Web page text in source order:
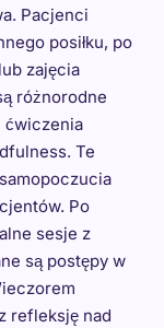
Pacjenci
posiłku, po
zajęcia
różnorodne
ćwiczenia
Te
Po
sesje z
są postępy w
refleksję nad